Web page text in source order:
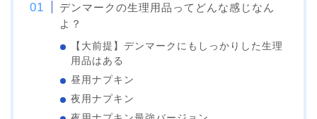
デンマークの生理用品ってどんな感じなん
よ？
【大前提】デンマークにもしっかりした生理
用品はある
昼用ナプキン
夜用ナプキン